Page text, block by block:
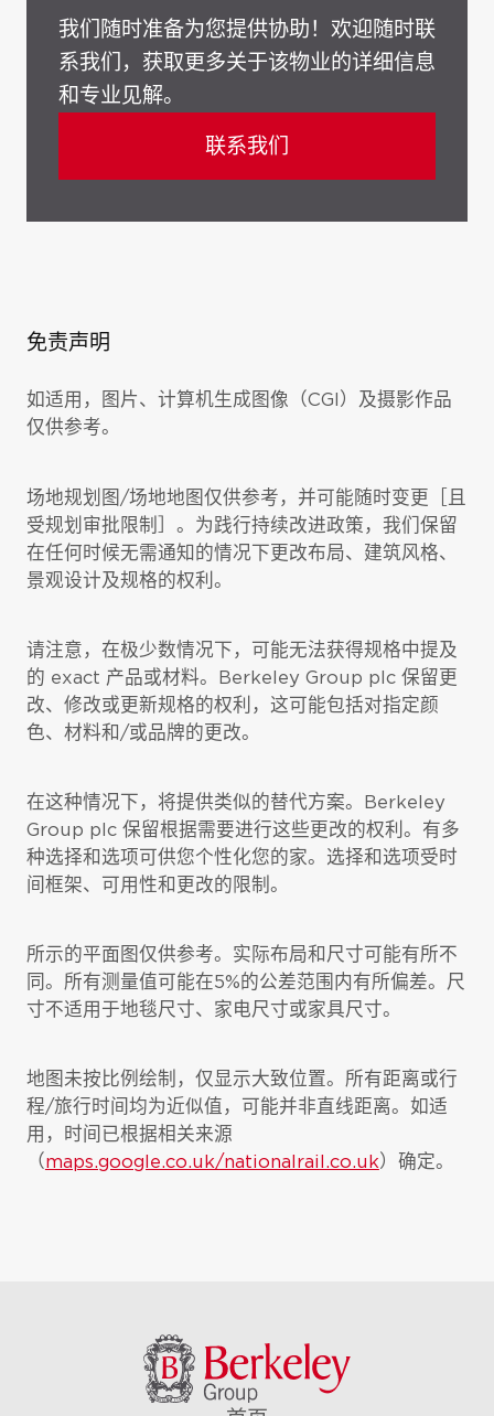
我们随时准备为您提供协助！欢迎随时联
系我们，获取更多关于该物业的详细信息
和专业见解。
联系我们
免责声明
如适用，图片、计算机生成图像（CGI）及摄影作品
仅供参考。
场地规划图/场地地图仅供参考，并可能随时变更［且
受规划审批限制］。为践行持续改进政策，我们保留
在任何时候无需通知的情况下更改布局、建筑风格、
景观设计及规格的权利。
请注意，在极少数情况下，可能无法获得规格中提及
的 exact 产品或材料。Berkeley Group plc 保留更
改、修改或更新规格的权利，这可能包括对指定颜
色、材料和/或品牌的更改。
在这种情况下，将提供类似的替代方案。Berkeley
Group plc 保留根据需要进行这些更改的权利。有多
种选择和选项可供您个性化您的家。选择和选项受时
间框架、可用性和更改的限制。
所示的平面图仅供参考。实际布局和尺寸可能有所不
同。所有测量值可能在5%的公差范围内有所偏差。尺
寸不适用于地毯尺寸、家电尺寸或家具尺寸。
地图未按比例绘制，仅显示大致位置。所有距离或行
程/旅行时间均为近似值，可能并非直线距离。如适
用，时间已根据相关来源
（maps.google.co.uk/nationalrail.co.uk）确定。